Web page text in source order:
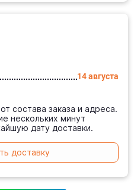
14 августа
состава заказа и адреса.
нескольких минут
дату доставки.
доставку